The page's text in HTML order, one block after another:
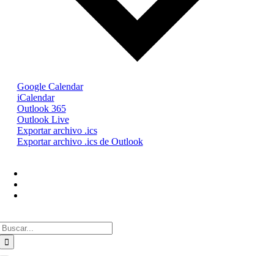
Google Calendar
iCalendar
Outlook 365
Outlook Live
Exportar archivo .ics
Exportar archivo .ics de Outlook